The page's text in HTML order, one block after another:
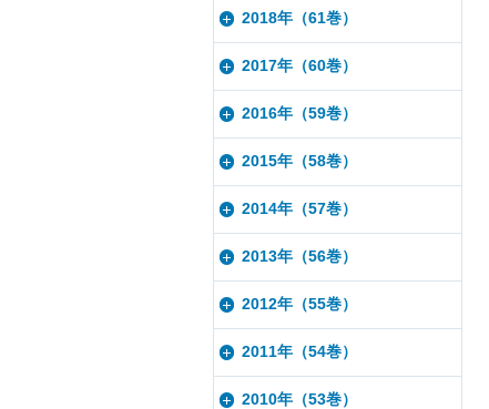
2018年（61巻）
2017年（60巻）
2016年（59巻）
2015年（58巻）
2014年（57巻）
2013年（56巻）
2012年（55巻）
2011年（54巻）
2010年（53巻）